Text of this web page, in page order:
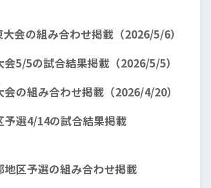
会の組み合わせ掲載（2026/5/6）
5/5の試合結果掲載（2026/5/5）
の組み合わせ掲載（2026/4/20）
予選4/14の試合結果掲載
地区予選の組み合わせ掲載